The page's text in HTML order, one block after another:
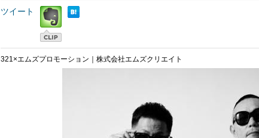
ツイート
321×エムズプロモーション｜株式会社エムズクリエイト